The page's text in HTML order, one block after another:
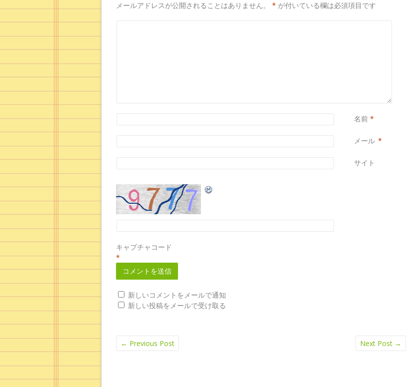
メールアドレスが公開されることはありません。 * が付いている欄は必須項目です
名前 *
メール *
サイト
キャプチャコード
*
新しいコメントをメールで通知
新しい投稿をメールで受け取る
← Previous Post Next Post →